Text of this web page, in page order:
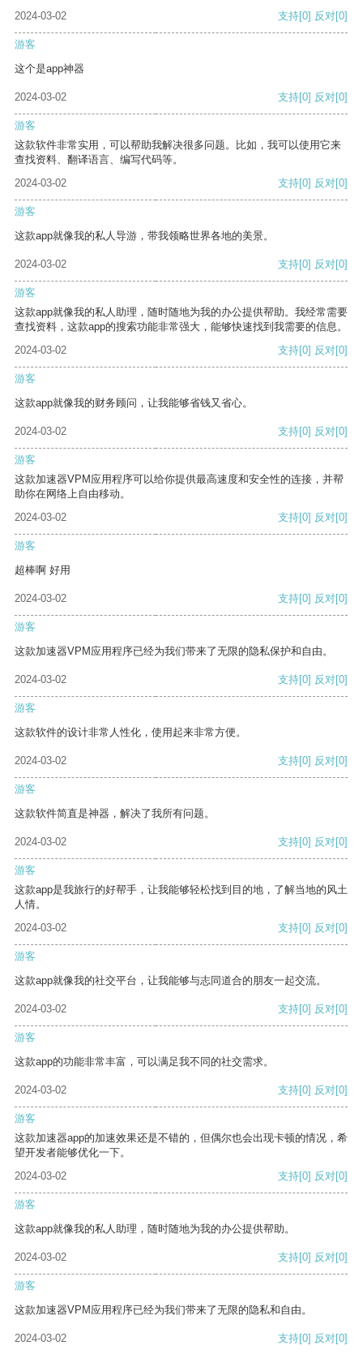
2024-03-02
支持[0] 反对[0]
游客
这个是app神器
2024-03-02 支持[0] 反对[0]
游客
这款软件非常实用，可以帮助我解决很多问题。比如，我可以使用它来
查找资料、翻译语言、编写代码等。
2024-03-02
支持[0] 反对[0]
游客
这款app就像我的私人导游，带我领略世界各地的美景。
2024-03-02 支持[0] 反对[0]
游客
这款app就像我的私人助理，随时随地为我的办公提供帮助。我经常需要
查找资料，这款app的搜索功能非常强大，能够快速找到我需要的信息。
2024-03-02
支持[0] 反对[0]
游客
这款app就像我的财务顾问，让我能够省钱又省心。
2024-03-02 支持[0] 反对[0]
游客
这款加速器VPM应用程序可以给你提供最高速度和安全性的连接，并帮
助你在网络上自由移动。
2024-03-02
支持[0] 反对[0]
游客
超棒啊 好用
2024-03-02 支持[0] 反对[0]
游客
这款加速器VPM应用程序已经为我们带来了无限的隐私保护和自由。
2024-03-02 支持[0] 反对[0]
游客
这款软件的设计非常人性化，使用起来非常方便。
2024-03-02 支持[0] 反对[0]
游客
这款软件简直是神器，解决了我所有问题。
2024-03-02 支持[0] 反对[0]
游客
这款app是我旅行的好帮手，让我能够轻松找到目的地，了解当地的风土
人情。
2024-03-02
支持[0] 反对[0]
游客
这款app就像我的社交平台，让我能够与志同道合的朋友一起交流。
2024-03-02 支持[0] 反对[0]
游客
这款app的功能非常丰富，可以满足我不同的社交需求。
2024-03-02 支持[0] 反对[0]
游客
这款加速器app的加速效果还是不错的，但偶尔也会出现卡顿的情况，希
望开发者能够优化一下。
2024-03-02
支持[0] 反对[0]
游客
这款app就像我的私人助理，随时随地为我的办公提供帮助。
2024-03-02 支持[0] 反对[0]
游客
这款加速器VPM应用程序已经为我们带来了无限的隐私和自由。
2024-03-02 支持[0] 反对[0]